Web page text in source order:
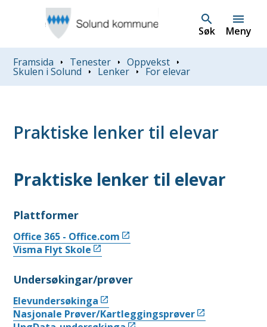
Søk Meny
Du er her:
Framsida Tenester Oppvekst
Skulen i Solund Lenker For elevar
Praktiske lenker til elevar
Praktiske lenker til elevar
Plattformer
Office 365 - Office.com
Visma Flyt Skole
Undersøkingar/prøver
Elevundersøkinga
Nasjonale Prøver/Kartleggingsprøver